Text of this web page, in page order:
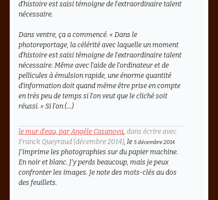
d’histoire est saisi témoigne de l’extraordinaire talent
nécessaire.
Dans ventre, ça a commencé. « Dans le
photoreportage, la célérité avec laquelle un moment
d’histoire est saisi témoigne de l’extraordinaire talent
nécessaire. Même avec l’aide de l’ordinateur et de
pellicules à émulsion rapide, une énorme quantité
d’information doit quand même être prise en compte
en très peu de temps si l’on veut que le cliché soit
réussi. » Si l’on (…)
le mur d’eau, par Angèle Casanova, dans écrire avec
Franck Queyraud (décembre 2014), le 5 décembre 2014
J’imprime les photographies sur du papier machine.
En noir et blanc. J’y perds beaucoup, mais je peux
confronter les images. Je note des mots-clés au dos
des feuillets.